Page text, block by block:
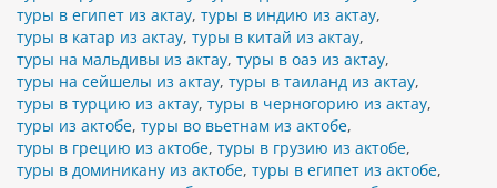
туры в египет из актау, туры в индию из актау,
туры в катар из актау, туры в китай из актау,
туры на мальдивы из актау, туры в оаэ из актау,
туры на сейшелы из актау, туры в таиланд из актау,
туры в турцию из актау, туры в черногорию из актау,
туры из актобе, туры во вьетнам из актобе,
туры в грецию из актобе, туры в грузию из актобе,
туры в доминикану из актобе, туры в египет из актобе,